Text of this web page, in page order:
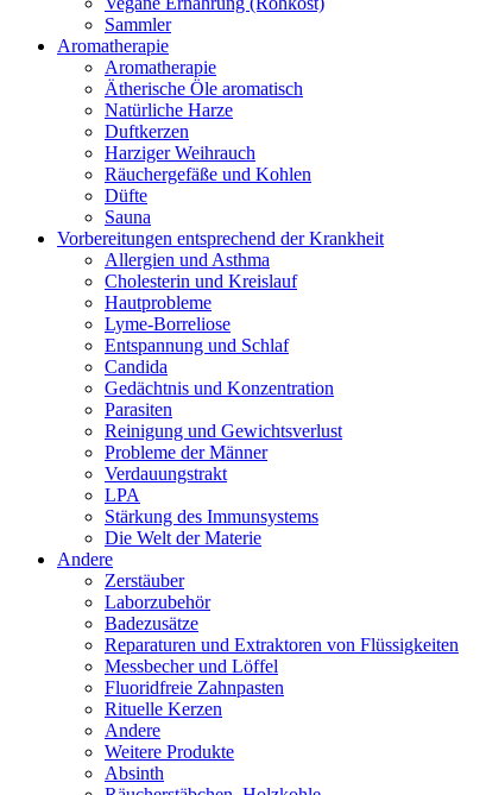
Sammler
Aromatherapie
Aromatherapie
Ätherische Öle aromatisch
Natürliche Harze
Duftkerzen
Harziger Weihrauch
Räuchergefäße und Kohlen
Düfte
Sauna
Vorbereitungen entsprechend der Krankheit
Allergien und Asthma
Cholesterin und Kreislauf
Hautprobleme
Lyme-Borreliose
Entspannung und Schlaf
Candida
Gedächtnis und Konzentration
Parasiten
Reinigung und Gewichtsverlust
Probleme der Männer
Verdauungstrakt
LPA
Stärkung des Immunsystems
Die Welt der Materie
Andere
Zerstäuber
Laborzubehör
Badezusätze
Reparaturen und Extraktoren von Flüssigkeiten
Messbecher und Löffel
Fluoridfreie Zahnpasten
Rituelle Kerzen
Andere
Weitere Produkte
Absinth